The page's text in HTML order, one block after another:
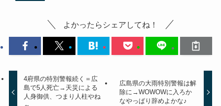
よかったらシェアしてね！
4府県の特別警報続く＝広
島で5人死亡→天災による
人身御供、つまり人柱やね
広島県の大雨特別警報は解
除に→WOWOWに入ろか
なやっぱり辞めよかな♪